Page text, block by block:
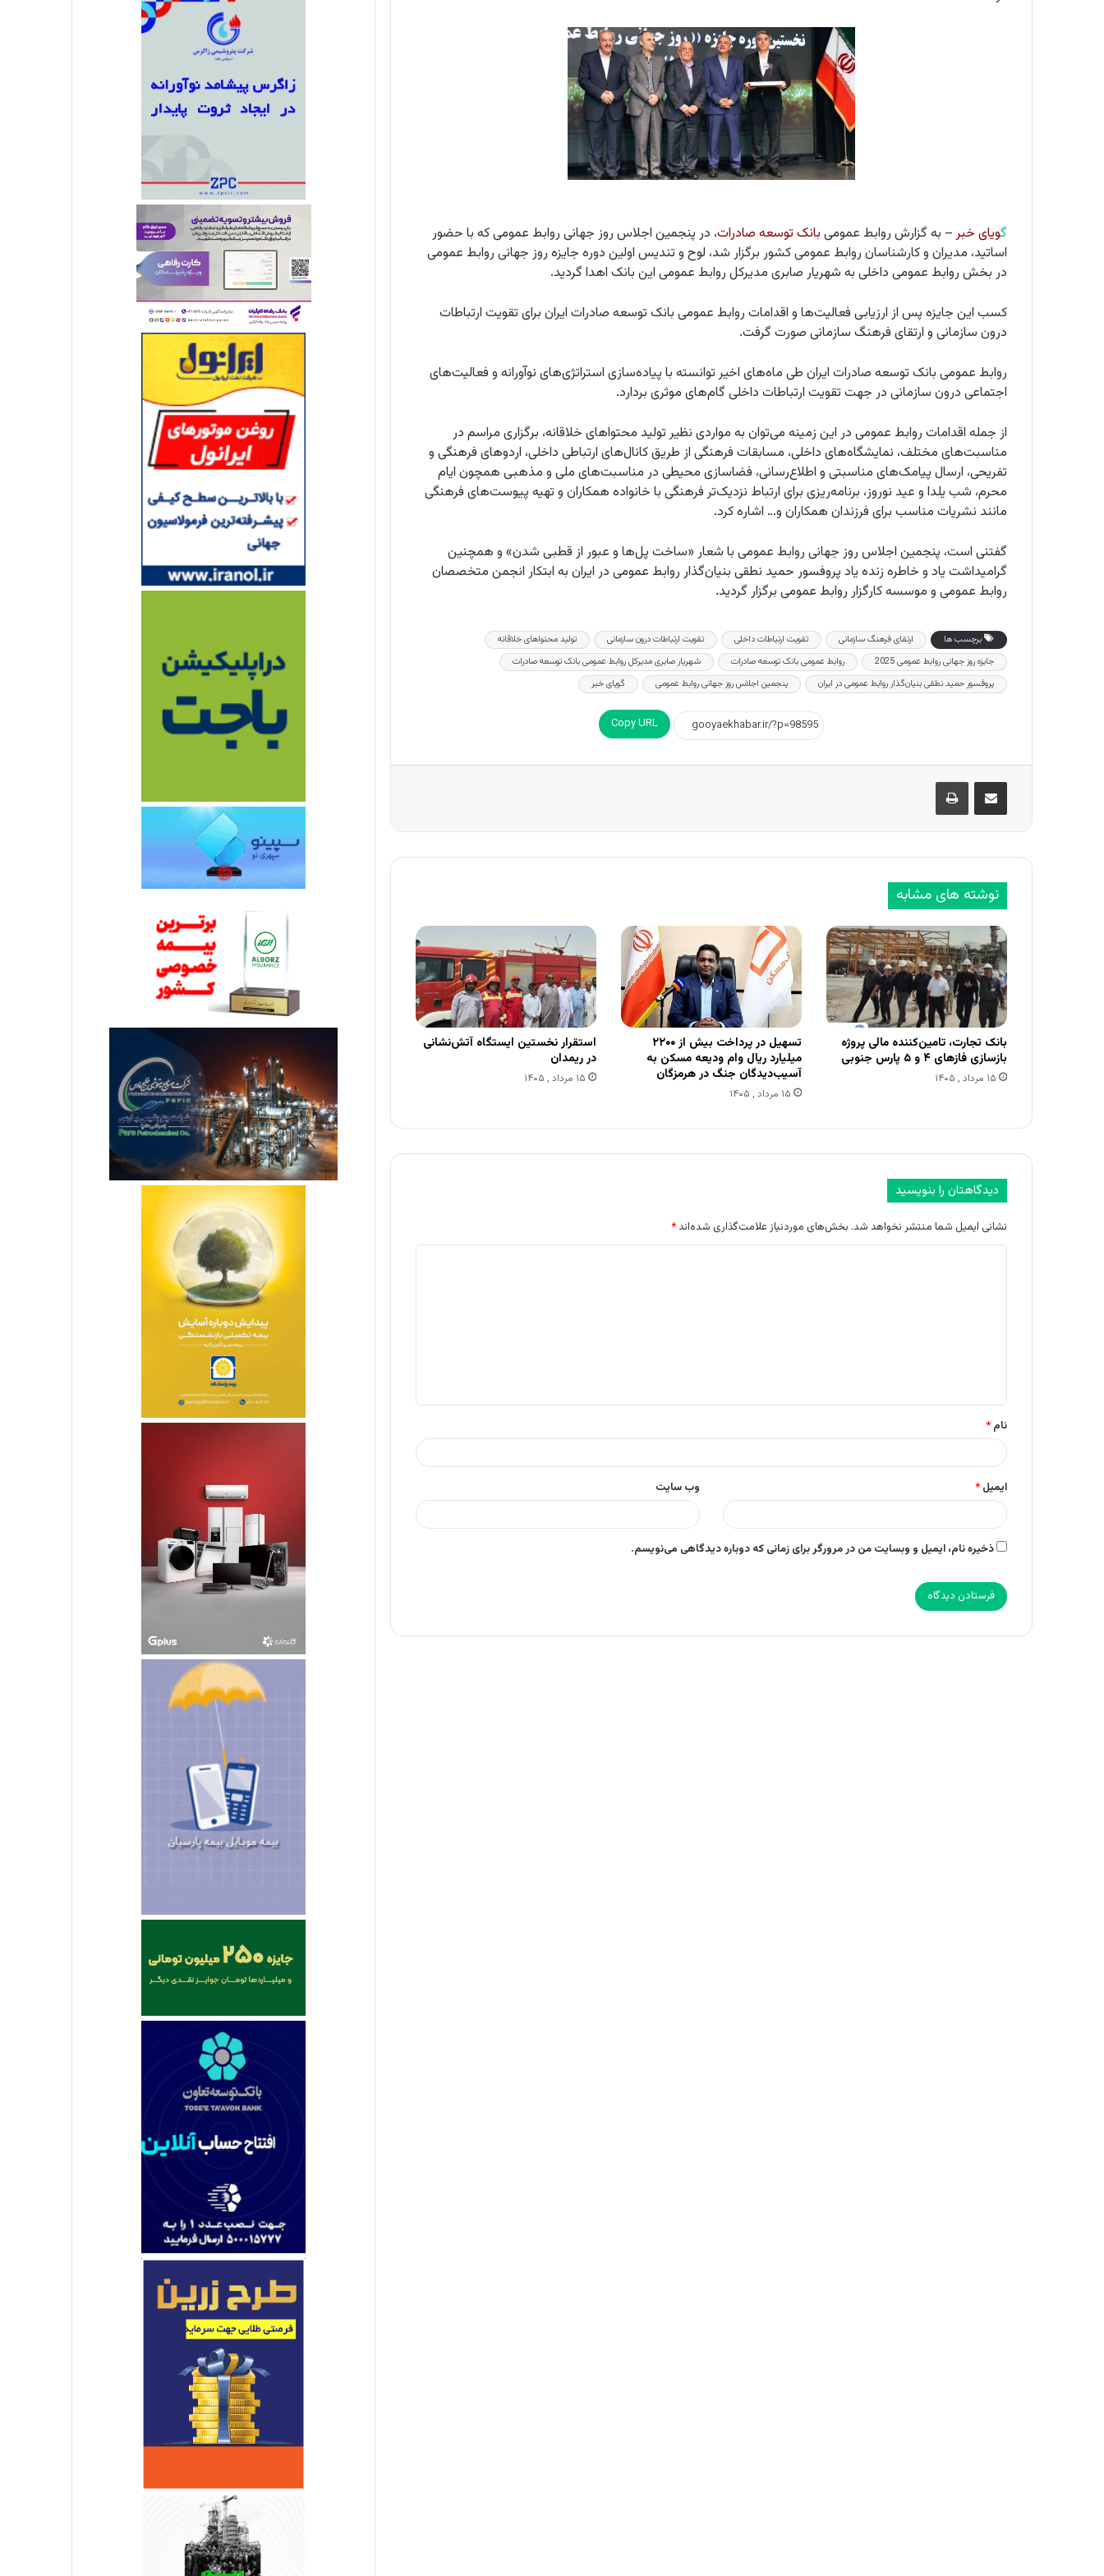
گویای خبر – به گزارش روابط عمومی بانک توسعه صادرات، در پنجمین اجلاس روز جهانی روابط عمومی که با حضور
اساتید، مدیران و کارشناسان روابط عمومی کشور برگزار شد، لوح و تندیس اولین دوره جایزه روز جهانی روابط عمومی
در بخش روابط عمومی داخلی به شهریار صابری مدیرکل روابط عمومی این بانک اهدا گردید.
کسب این جایزه پس از ارزیابی فعالیت‌ها و اقدامات روابط عمومی بانک توسعه صادرات ایران برای تقویت ارتباطات
درون سازمانی و ارتقای فرهنگ سازمانی صورت گرفت.
روابط عمومی بانک توسعه صادرات ایران طی ماه‌های اخیر توانسته با پیاده‌سازی استراتژی‌های نوآورانه و فعالیت‌های
اجتماعی درون سازمانی در جهت تقویت ارتباطات داخلی گام‌های موثری بردارد.
از جمله اقدامات روابط عمومی در این زمینه می‌توان به مواردی نظیر تولید محتواهای خلاقانه، برگزاری مراسم در
مناسبت‌های مختلف، نمایشگاه‌های داخلی، مسابقات فرهنگی از طریق کانال‌های ارتباطی داخلی، اردوهای فرهنگی و
تفریحی، ارسال پیامک‌های مناسبتی و اطلاع‌رسانی، فضاسازی محیطی در مناسبت‌های ملی و مذهبی همچون ایام
محرم، شب یلدا و عید نوروز، برنامه‌ریزی برای ارتباط نزدیک‌تر فرهنگی با خانواده همکاران و تهیه پیوست‌های فرهنگی
مانند نشریات مناسب برای فرزندان همکاران و… اشاره کرد.
گفتنی است، پنجمین اجلاس روز جهانی روابط عمومی با شعار «ساخت پل‌ها و عبور از قطبی شدن» و همچنین
گرامیداشت یاد و خاطره زنده یاد پروفسور حمید نطقی بنیان‌گذار روابط عمومی در ایران به ابتکار انجمن متخصصان
روابط عمومی و موسسه کارگزار روابط عمومی برگزار گردید.
برچسب ها ارتقای فرهنگ سازمانی تقویت ارتباطات داخلی تقویت ارتباطات درون سازمانی
تولید محتواهای خلاقانه
جایزه روز جهانی روابط عمومی 2025
روابط عمومی بانک توسعه صادرات
شهریار صابری مدیرکل روابط عمومی بانک توسعه صادرات
پروفسور حمید نطقی بنیان‌گذار روابط عمومی در ایران
پنجمین اجلاس روز جهانی روابط عمومی گویای خبر
Copy URL
اشتراک گذاری از طریق ایمیل چاپ
نوشته های مشابه
بانک تجارت، تامین‌کننده مالی پروژه
بازسازی فازهای ۴ و ۵ پارس جنوبی
۱۵ مرداد , ۱۴۰۵
تسهیل در پرداخت بیش از ۲۲۰۰
میلیارد ریال وام ودیعه مسکن به
آسیب‌دیدگان جنگ در هرمزگان
۱۵ مرداد , ۱۴۰۵
استقرار نخستین ایستگاه آتش‌نشانی
در ریمدان
۱۵ مرداد , ۱۴۰۵
دیدگاهتان را بنویسید
نشانی ایمیل شما منتشر نخواهد شد. بخش‌های موردنیاز علامت‌گذاری شده‌اند *
*
نام *
ایمیل * وب‌ سایت
ذخیره نام، ایمیل و وبسایت من در مرورگر برای زمانی که دوباره دیدگاهی می‌نویسم.